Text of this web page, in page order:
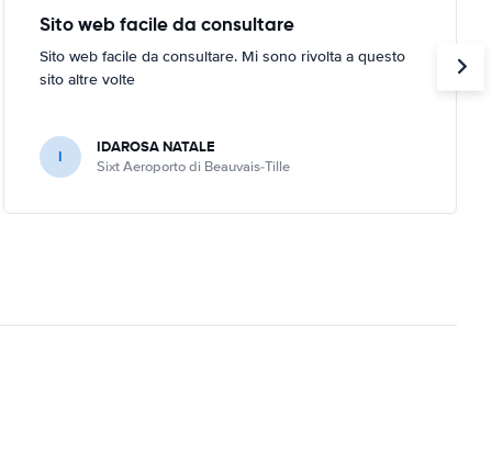
Sito web facile da consultare
Sito web facile da consultare. Mi sono rivolta a questo
sito altre volte
I IDAROSA NATALE
Sixt Aeroporto di Beauvais-Tille